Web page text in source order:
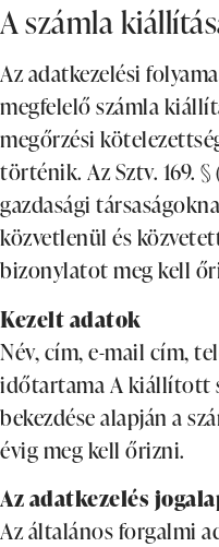
A számla
Az adatkezelési
megfelelő számla
megőrzési
történik. Az Sztv. 169. §
gazdasági
közvetlenül és
bizonylatot meg kell
Kezelt adatok
Név, cím, e-mail cím,
időtartama A kiállított
bekezdése alapján a
évig meg kell őrizni.
Az adatkezelés
Az általános forgalmi